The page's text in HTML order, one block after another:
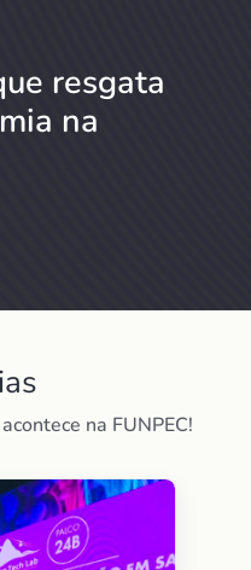
resgata
na
na FUNPEC!